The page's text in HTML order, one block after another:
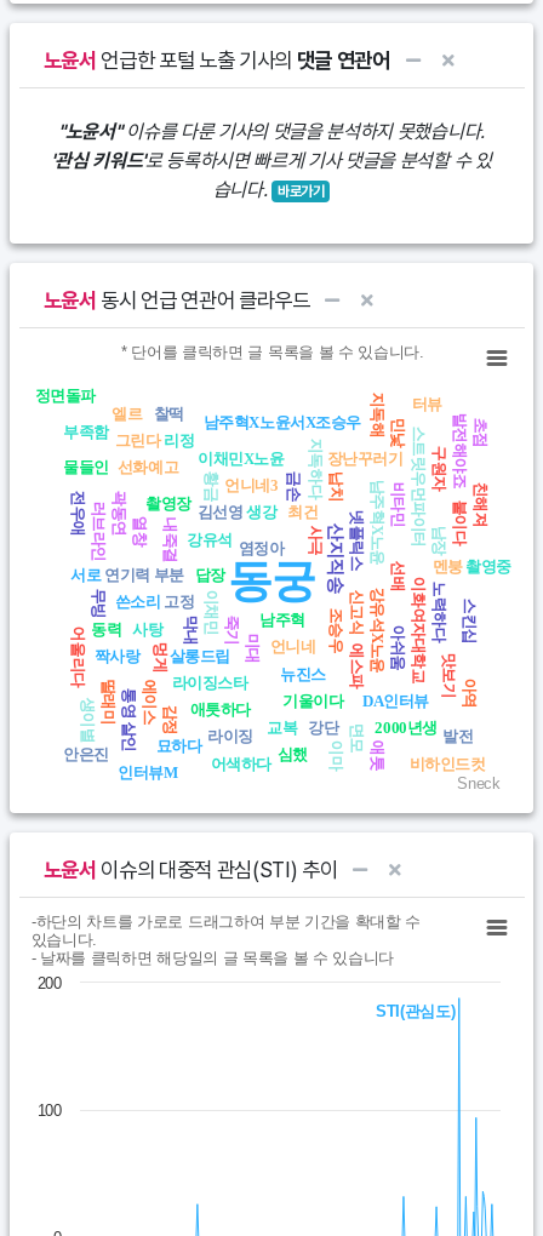
End of interactive chart.
노윤서 언급한 포털 노출 기사의 댓글 연관어
"노윤서"이슈를 다룬 기사의 댓글을 분석하지 못했습니다.
'관심 키워드'로 등록하시면 빠르게 기사 댓글을 분석할 수 있
습니다.
바로가기
노윤서 동시 언급 연관어 클라우드
View as data table, Chart
동궁 산지직송
남주혁 조승우
염정아
죽기
강유석 사극
언니네
이채민
살롱드립
넷플릭스
답장
신고식
김선영
미대
생강
에스파
최건 남주혁X노윤
뉴진스
막내
촬영장
강유석X노윤
고정
내죽결
라이징스타
멍게
언니네3
황금
DA인터뷰
금손
기울이다
납치
부분
비타민
사탕
선배
선화예고 스트릿우먼파이터
쓴소리
아쉬움
애틋하다
에이스
연기력
열창
이채민X노윤
이화여자대학교
장난꾸러기
지독하다
짝사랑
통영 살인 2000년생
감정 강단
곽동연
교복
구원자
그린다
남장
남주혁X노윤서X조승우
노력하다
동력
딸래미
라이징
러브라인
리정
맛보기
멘붕
면모
묘하다
무빙
물들인
민낯
발전
발전해야죠
부족함
붙이다
비하인드컷
생이별
서로
스킨십
심했
아역
안은진 애틋
어색하다
어울리다
엘르
이마
인터뷰M
전우애
정면돌파 지독해
찰떡
초점
촬영중
친해져
터뷰
* 단어를 클릭하면 글 목록을 볼 수 있습니다.
Sneck
End of interactive chart.
노윤서 이슈의 대중적 관심(STI) 추이
Chart
Line chart with 365 data points.
- 하단의 차트를 가로로 드래그하여 부분 기간을 확대할 수 있습니다.-
STI(관심도)
-하단의 차트를 가로로 드래그하여 부분 기간을 확대할 수
있습니다.
- 날짜를 클릭하면 해당일의 글 목록을 볼 수 있습니다
100
200